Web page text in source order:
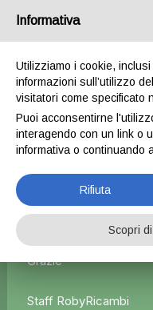
Home Esterni Fanali
Sinistro x Fiat Talento –
L'azienda Resta
Ordine Verrà
Grazie
Staff RobyRicambi
Informativa
Utilizziamo i cookie,
informazioni sull’utilizzo
visitatori come specificato
Puoi acconsentirne
interagendo con un link o
informativa o continuando
Rifiuta
Scopri